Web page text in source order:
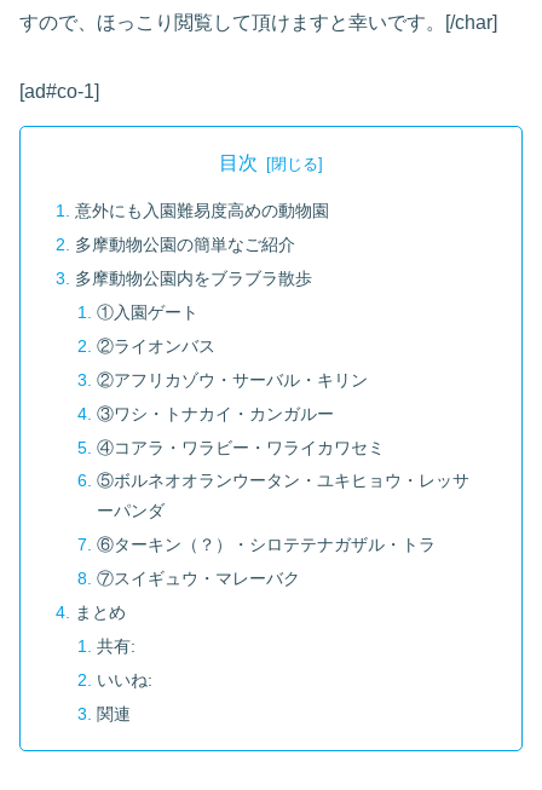
すので、ほっこり閲覧して頂けますと幸いです。[/char]
[ad#co-1]
目次
意外にも入園難易度高めの動物園
多摩動物公園の簡単なご紹介
多摩動物公園内をブラブラ散歩
①入園ゲート
②ライオンバス
②アフリカゾウ・サーバル・キリン
③ワシ・トナカイ・カンガルー
④コアラ・ワラビー・ワライカワセミ
⑤ボルネオオランウータン・ユキヒョウ・レッサ
ーパンダ
⑥ターキン（？）・シロテテナガザル・トラ
⑦スイギュウ・マレーバク
まとめ
共有:
いいね:
関連